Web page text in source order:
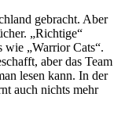
gebracht. Aber
Richtige
wie
Warrior Cats .
aber das Team
lesen kann. In der
auch nichts mehr